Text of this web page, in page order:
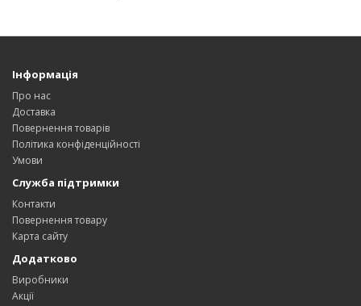
Інформація
Про нас
Доставка
Повернення товарів
Політика конфіденційності
Умови
Служба підтримки
Контакти
Повернення товару
Карта сайту
Додатково
Виробники
Акції